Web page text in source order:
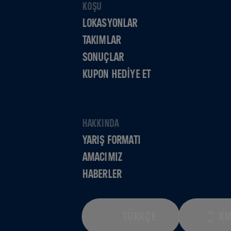
KOŞU
LOKASYONLAR
TAKIMLAR
SONUÇLAR
KUPON HEDIYE ET
HAKKINDA
YARIŞ FORMATI
AMACIMIZ
HABERLER